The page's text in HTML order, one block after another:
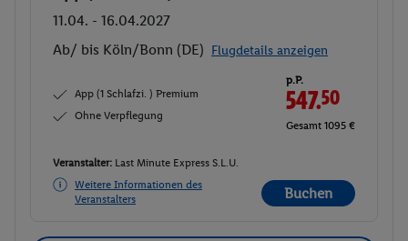
11.04. - 16.04.2027
Ab/ bis Köln/Bonn (DE) Flugdetails anzeigen
App (1 Schlafzi. ) Premium
Ohne Verpflegung
p.P.
547.50
Gesamt 1095 €
Veranstalter: Last Minute Express S.L.U.
Weitere Informationen des
Veranstalters
Buchen